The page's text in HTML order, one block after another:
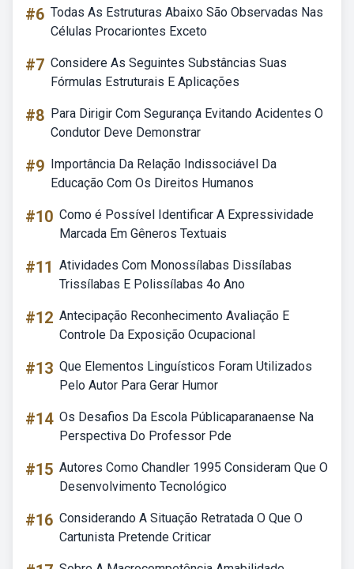
#6 Todas As Estruturas Abaixo São Observadas Nas
Células Procariontes Exceto
#7 Considere As Seguintes Substâncias Suas
Fórmulas Estruturais E Aplicações
#8 Para Dirigir Com Segurança Evitando Acidentes O
Condutor Deve Demonstrar
#9 Importância Da Relação Indissociável Da
Educação Com Os Direitos Humanos
#10 Como é Possível Identificar A Expressividade
Marcada Em Gêneros Textuais
#11 Atividades Com Monossílabas Dissílabas
Trissílabas E Polissílabas 4o Ano
#12 Antecipação Reconhecimento Avaliação E
Controle Da Exposição Ocupacional
#13 Que Elementos Linguísticos Foram Utilizados
Pelo Autor Para Gerar Humor
#14 Os Desafios Da Escola Públicaparanaense Na
Perspectiva Do Professor Pde
#15 Autores Como Chandler 1995 Consideram Que O
Desenvolvimento Tecnológico
#16 Considerando A Situação Retratada O Que O
Cartunista Pretende Criticar